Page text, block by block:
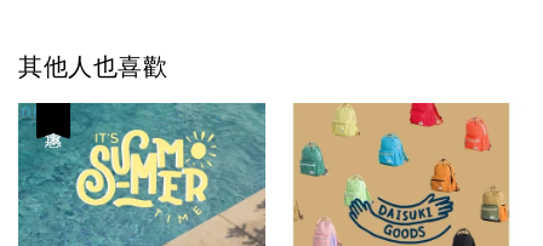
其他人也喜歡